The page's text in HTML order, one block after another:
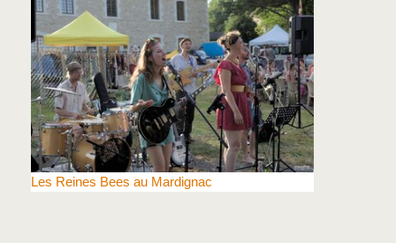
Les Reines Bees au Mardignac